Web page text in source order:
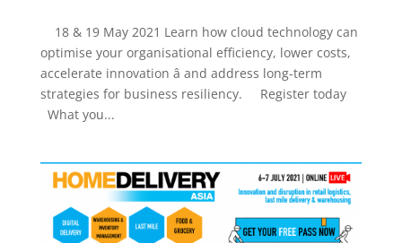
18 & 19 May 2021 Learn how cloud technology can
optimise your organisational efficiency, lower costs,
accelerate innovation â and address long-term
strategies for business resiliency. Register today
What you...